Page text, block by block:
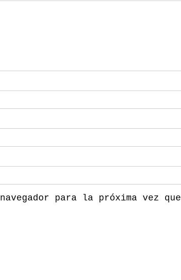
para la próxima vez que